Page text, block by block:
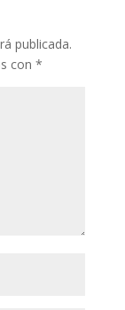
publicada.
con *